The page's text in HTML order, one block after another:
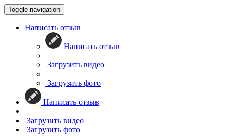
Toggle navigation
Написать отзыв
Написать отзыв
Загрузить видео
Загрузить фото
Написать отзыв
Загрузить видео
Загрузить фото